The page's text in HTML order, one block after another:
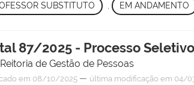
SUBSTITUTO , EM ANDAMENTO
87/2025 - Processo
de Gestão de Pessoas
em 08/10/2025 — última modificação em 04/